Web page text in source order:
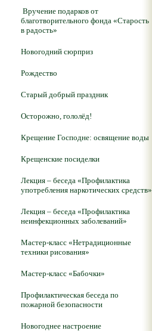
Вручение подарков от
благотворительного фонда «Старость
в радость»
Новогодний сюрприз
Рождество
Старый добрый праздник
Осторожно, гололёд!
Крещение Господне: освящение воды
Крещенские посиделки
Лекция – беседа «Профилактика
употребления наркотических средств»
Лекция – беседа «Профилактика
неинфекционных заболеваний»
Мастер-класс «Нетрадиционные
техники рисования»
Мастер-класс «Бабочки»
Профилактическая беседа по
пожарной безопасности
Новогоднее настроение